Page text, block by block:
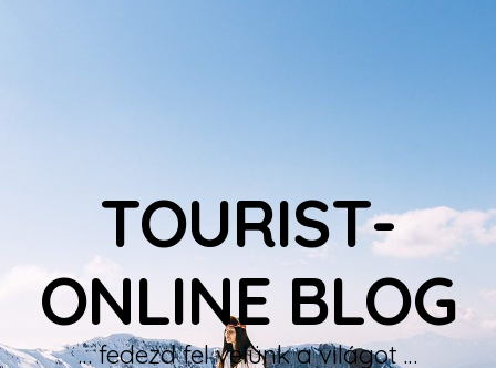
TOURIST-
ONLINE BLOG
… fedezd fel velünk a világot …